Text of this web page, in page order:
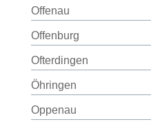
Offenau
Offenburg
Ofterdingen
Öhringen
Oppenau